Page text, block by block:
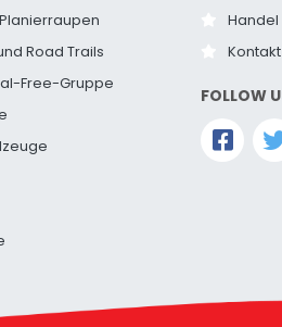
Road Trails
Free-Gruppe
Handel
Kontakt
FOLLOW